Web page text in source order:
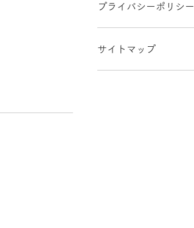
プライバシーポリシー
サイトマップ